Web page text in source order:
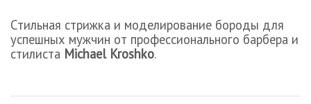
Стильная стрижка и моделирование бороды для
успешных мужчин от профессионального барбера и
стилиста Michael Kroshko.